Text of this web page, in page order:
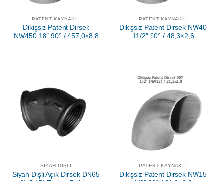
PATENT KAYNAKLI
Dikişsiz Patent Dirsek
NW450 18″ 90° / 457,0×8,8
PATENT KAYNAKLI
Dikişsiz Patent Dirsek NW40
11/2″ 90° / 48,3×2,6
SIYAH DIŞLI
Siyah Dişli Açık Dirsek DN65
PATENT KAYNAKLI
Dikişsiz Patent Dirsek NW15